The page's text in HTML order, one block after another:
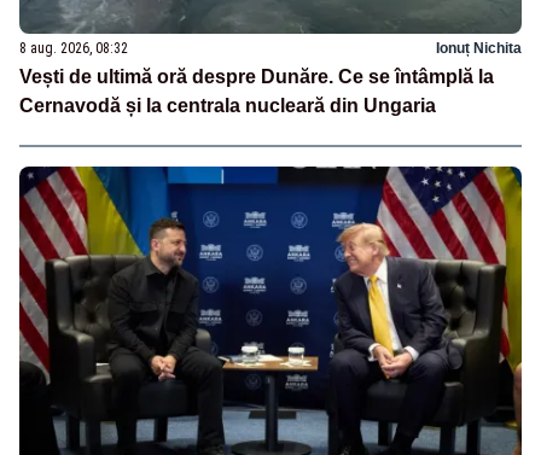
8 aug. 2026, 08:32 Ionuț Nichita
Vești de ultimă oră despre Dunăre. Ce se întâmplă la
Cernavodă și la centrala nucleară din Ungaria